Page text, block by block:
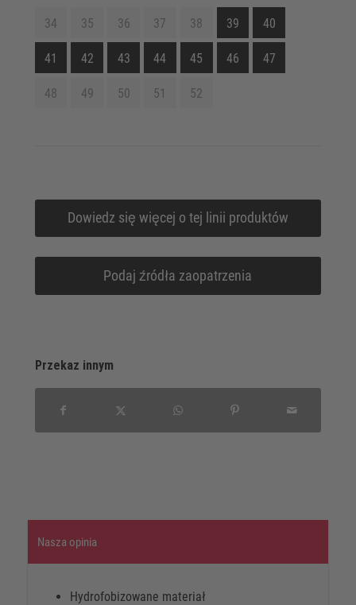
34 35 36 37 38 39 40
41 42 43 44 45 46 47
48 49 50 51 52
Dowiedz się więcej o tej linii produktów
Podaj źródła zaopatrzenia
Przekaz innym
Nasza opinia
Hydrofobizowane materiał